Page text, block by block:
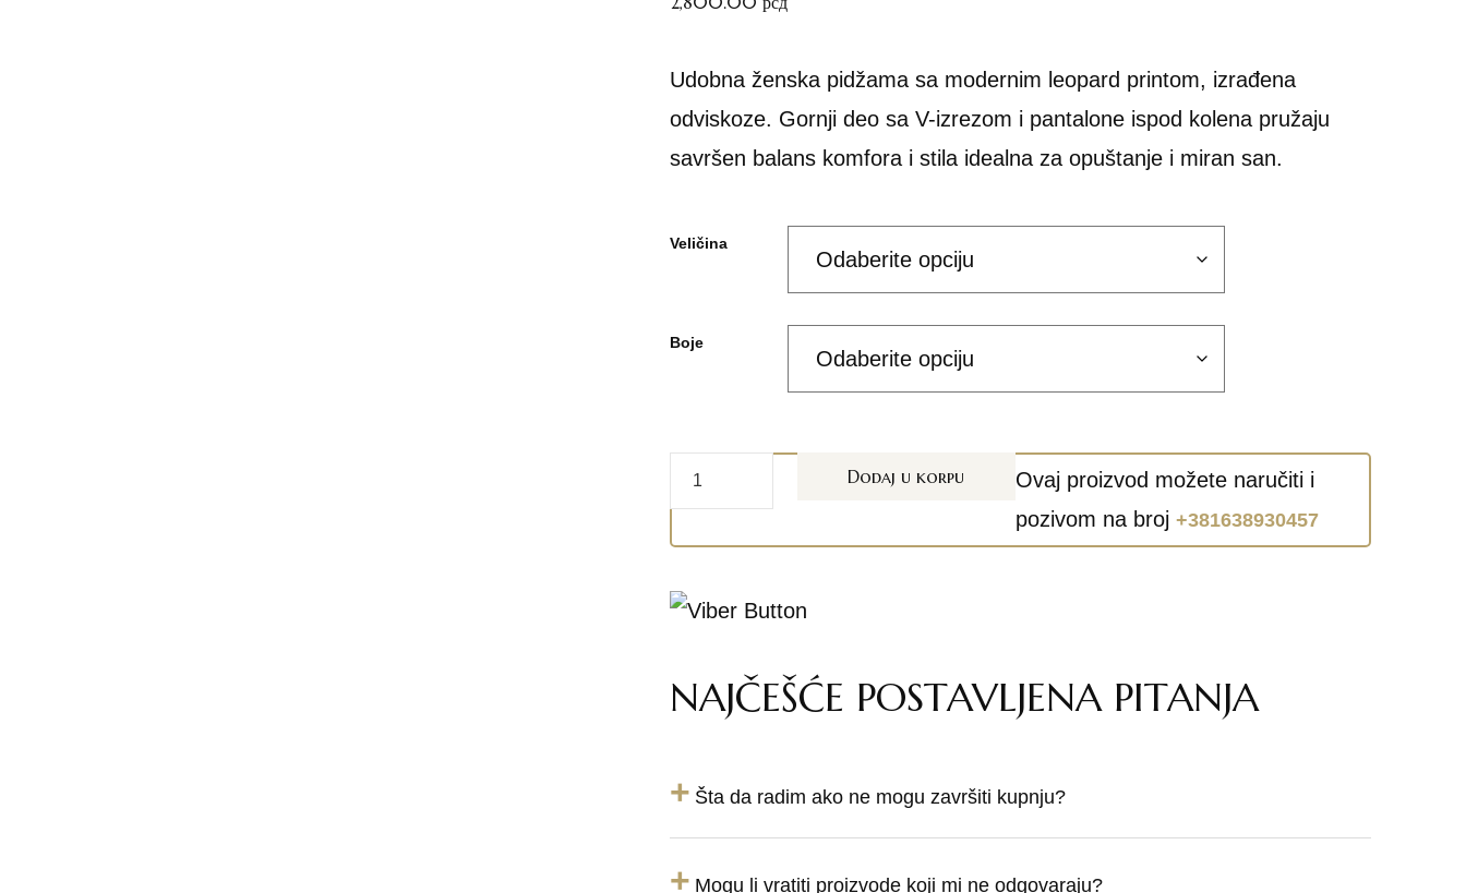
Udobna ženska pidžama sa modernim leopard printom, izrađena
odviskoze. Gornji deo sa V-izrezom i pantalone ispod kolena pružaju
savršen balans komfora i stila idealna za opuštanje i miran san.
Veličina
Boje
Dodaj u korpu
Ovaj proizvod možete naručiti i
pozivom na broj +381638930457
NAJČEŠĆE POSTAVLJENA PITANJA
+ Šta da radim ako ne mogu završiti kupnju?
+ Mogu li vratiti proizvode koji mi ne odgovaraju?